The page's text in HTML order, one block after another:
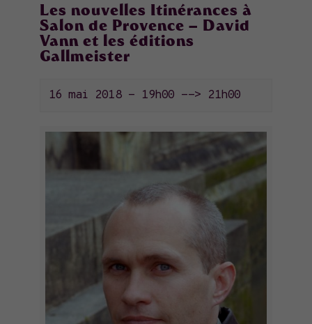
Les nouvelles Itinérances à
Salon de Provence – David
Vann et les éditions
Gallmeister
16 mai 2018 - 19h00 --> 21h00